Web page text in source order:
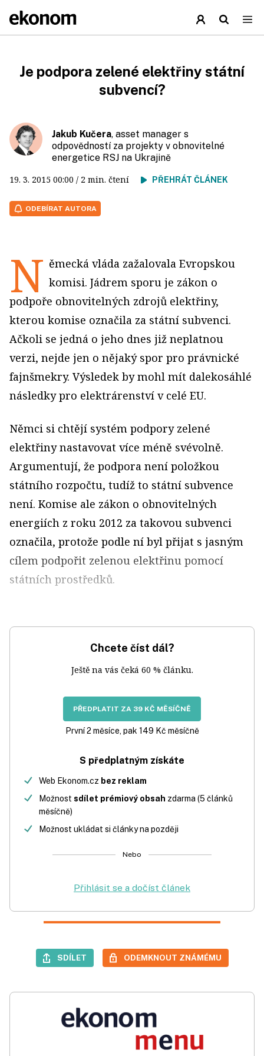
Je podpora zelené elektřiny státní
subvencí?
Jakub Kučera, asset manager s
odpovědností za projekty v obnovitelné
energetice RSJ na Ukrajině
19. 3. 2015 00:00 / 2 min. čtení PŘEHRÁT ČLÁNEK
ODEBÍRAT AUTORA
N ěmecká vláda zažalovala Evropskou
komisi. Jádrem sporu je zákon o
podpoře obnovitelných zdrojů elektřiny,
kterou komise označila za státní subvenci.
Ačkoli se jedná o jeho dnes již neplatnou
verzi, nejde jen o nějaký spor pro právnické
fajnšmekry. Výsledek by mohl mít dalekosáhlé
následky pro elektrárenství v celé EU.
Němci si chtějí systém podpory zelené
elektřiny nastavovat více méně svévolně.
Argumentují, že podpora není položkou
státního rozpočtu, tudíž to státní subvence
není. Komise ale zákon o obnovitelných
energiích z roku 2012 za takovou subvenci
označila, protože podle ní byl přijat s jasným
cílem podpořit zelenou elektřinu pomocí
státních prostředků.
Chcete číst dál?
Ještě na vás čeká 60 % článku.
PŘEDPLATIT ZA 39 KČ MĚSÍČNĚ
První 2 měsíce, pak 149 Kč měsíčně
S předplatným získáte
Web Ekonom.cz bez reklam
Možnost sdílet prémiový obsah zdarma (5 článků
měsíčně)
Možnost ukládat si články na později
Nebo
Přihlásit se a dočíst článek
SDÍLET ODEMKNOUT ZNÁMÉMU